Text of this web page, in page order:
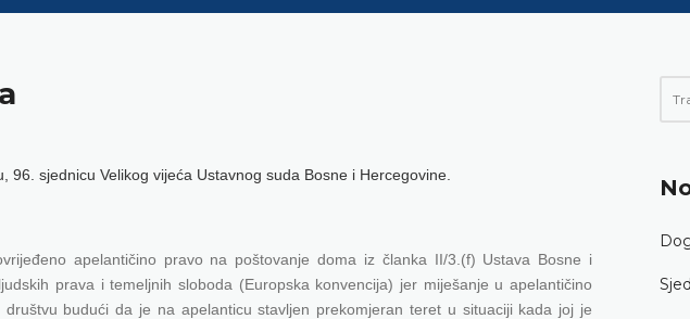
96. sjednicu Velikog vijeća Ustavnog suda Bosne i Hercegovine.
apelantičino pravo na poštovanje doma iz članka II/3.(f) Ustava Bosne i
prava i temeljnih sloboda (Europska konvencija) jer miješanje u apelantičino
budući da je na apelanticu stavljen prekomjeran teret u situaciji kada joj je